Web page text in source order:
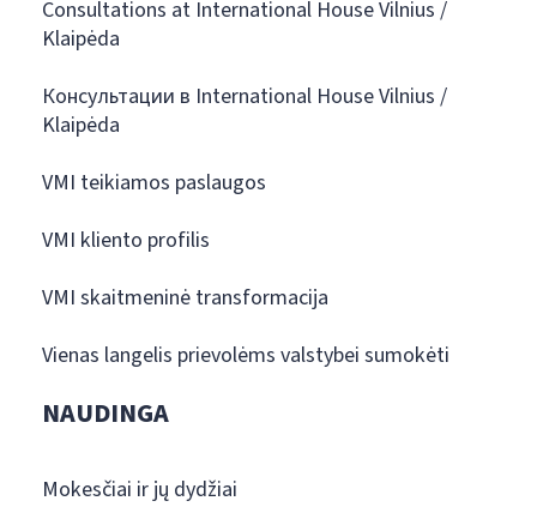
Consultations at International House Vilnius /
Klaipėda
Консультации в International House Vilnius /
Klaipėda
VMI teikiamos paslaugos
VMI kliento profilis
VMI skaitmeninė transformacija
Vienas langelis prievolėms valstybei sumokėti
NAUDINGA
Mokesčiai ir jų dydžiai